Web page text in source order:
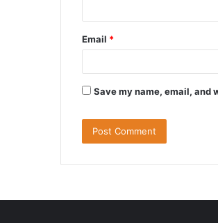
Email *
Save my name, email, and